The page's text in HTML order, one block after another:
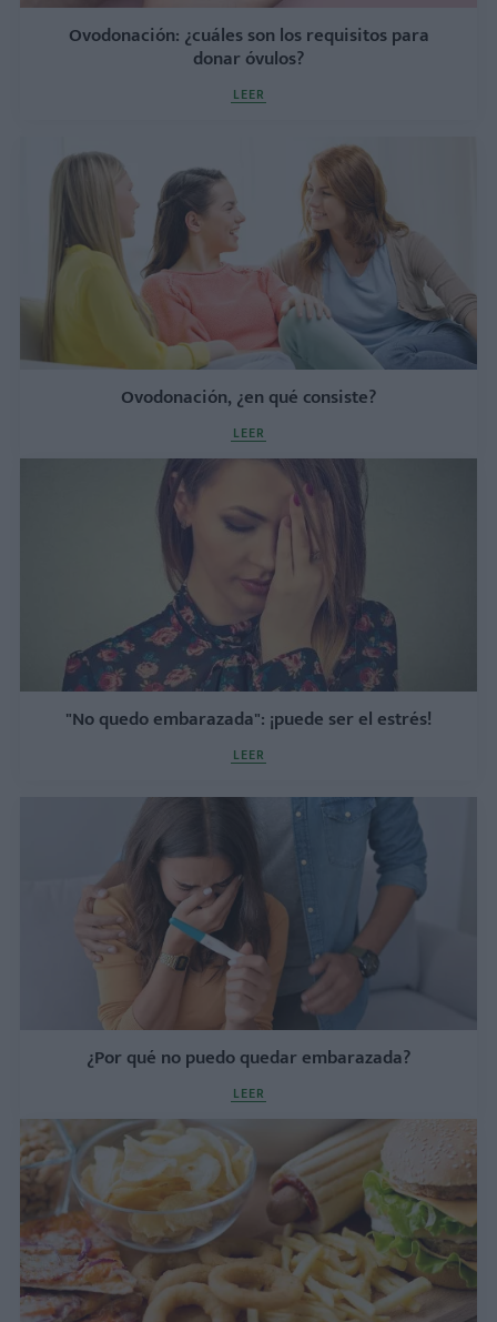
Ovodonación: ¿cuáles son los requisitos para
donar óvulos?
LEER
Ovodonación, ¿en qué consiste?
LEER
"No quedo embarazada": ¡puede ser el estrés!
LEER
¿Por qué no puedo quedar embarazada?
LEER